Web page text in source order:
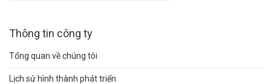
Thông tin công ty
Tổng quan về chúng tôi
Lịch sử hình thành phát triển